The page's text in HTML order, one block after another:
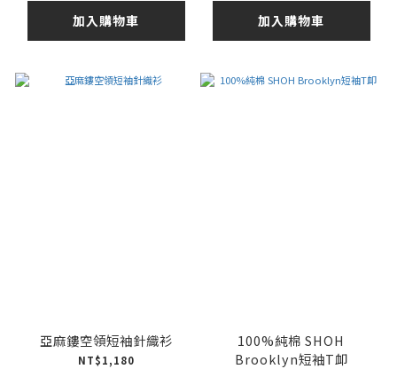
加入購物車 加入購物車
亞麻鏤空領短袖針織衫
NT$1,180
100%純棉 SHOH
Brooklyn短袖T卹